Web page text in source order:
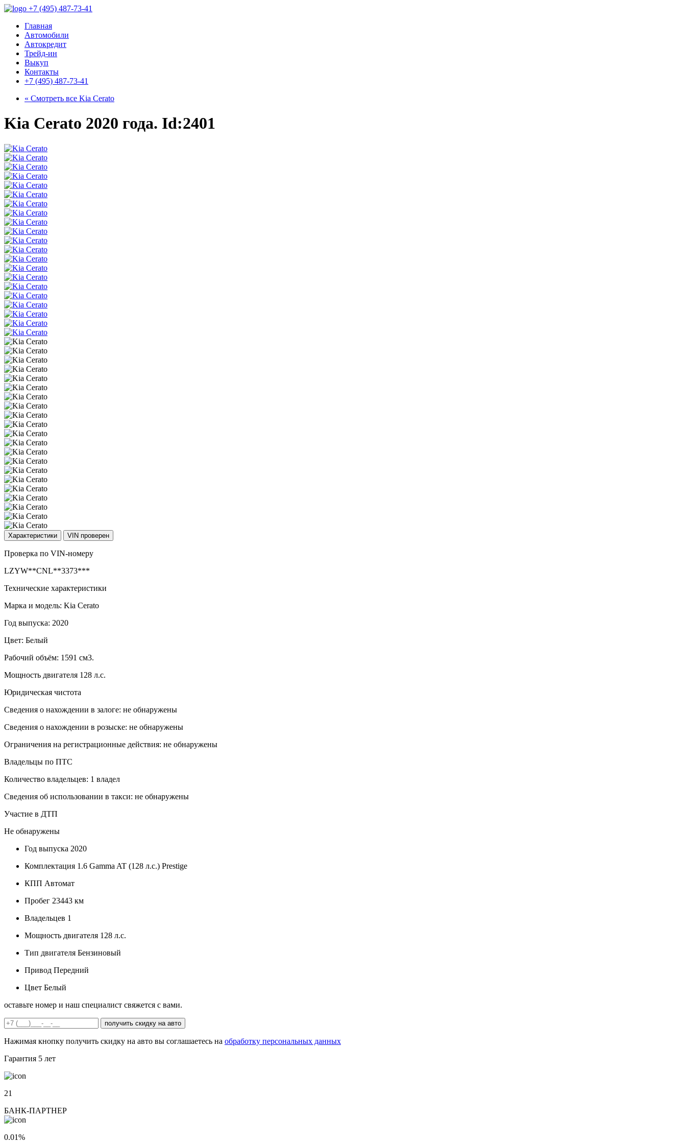
+7 (495) 487-73-41
Главная
Автомобили
Автокредит
Трейд-ин
Выкуп
Контакты
+7 (495) 487-73-41
« Смотреть все Kia Cerato
Kia Cerato 2020 года. Id:2401
Характеристики VIN проверен
Проверка по VIN-номеру
LZYW**CNL**3373***
Технические характеристики
Марка и модель: Kia Cerato
Год выпуска: 2020
Цвет: Белый
Рабочий объём: 1591 см3.
Мощность двигателя 128 л.с.
Юридическая чистота
Сведения о нахождении в залоге: не обнаружены
Сведения о нахождении в розыске: не обнаружены
Ограничения на регистрационные действия: не обнаружены
Владельцы по ПТС
Количество владельцев: 1 владел
Сведения об использовании в такси: не обнаружены
Участие в ДТП
Не обнаружены
Год выпуска 2020
Комплектация 1.6 Gamma AT (128 л.с.) Prestige
КПП Автомат
Пробег 23443 км
Владельцев 1
Мощность двигателя 128 л.с.
Тип двигателя Бензиновый
Привод Передний
Цвет Белый
оставьте номер и наш специалист свяжется с вами.
получить скидку на авто
Нажимая кнопку получить скидку на авто вы соглашаетесь на обработку персональных данных
Гарантия 5 лет
21
БАНК-ПАРТНЕР
0.01%